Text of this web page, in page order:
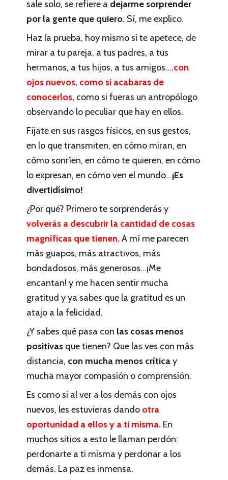
sale solo, se refiere a dejarme sorprender
por la gente que quiero. Sí, me explico.
Haz la prueba, hoy mismo si te apetece, de
mirar a tu pareja, a tus padres, a tus
hermanos, a tus hijos, a tus amigos….con
ojos nuevos, como si acabaras de
conocerlos, como si fueras un antropólogo
observando lo peculiar que hay en ellos.
Fíjate en sus rasgos físicos, en sus gestos,
en lo que transmiten, en cómo miran, en
cómo sonríen, en cómo te quieren, en cómo
lo expresan, en cómo ven el mundo…¡Es
divertidísimo!
¿Por qué? Primero te sorprenderás y
volverás a descubrir la cantidad de cosas
magníficas que tienen.A mí me parecen
más guapos, más atractivos, más
bondadosos, más generosos…¡Me
encantan! y me hacen sentir mucha
gratitud y ya sabes que la gratitud es un
atajo a la felicidad.
¿Y sabes qué pasa con las cosas menos
positivas que tienen? Que las ves con más
distancia, con mucha menos críticay
mucha mayor compasión o comprensión.
Es como si al ver a los demás con ojos
nuevos, les estuvieras dando otra
oportunidad a ellos y a ti misma. En
muchos sitios a esto le llaman perdón:
perdonarte a ti misma y perdonar a los
demás. La paz es inmensa.